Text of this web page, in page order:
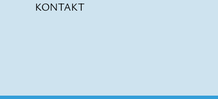
KONTAKT